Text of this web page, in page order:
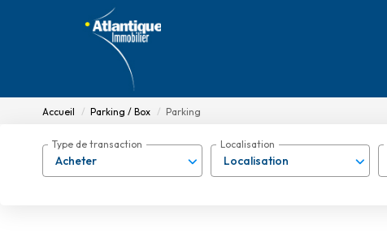
Accueil Parking / Box Parking
Acheter
Type de transaction
Localisation
Localisation